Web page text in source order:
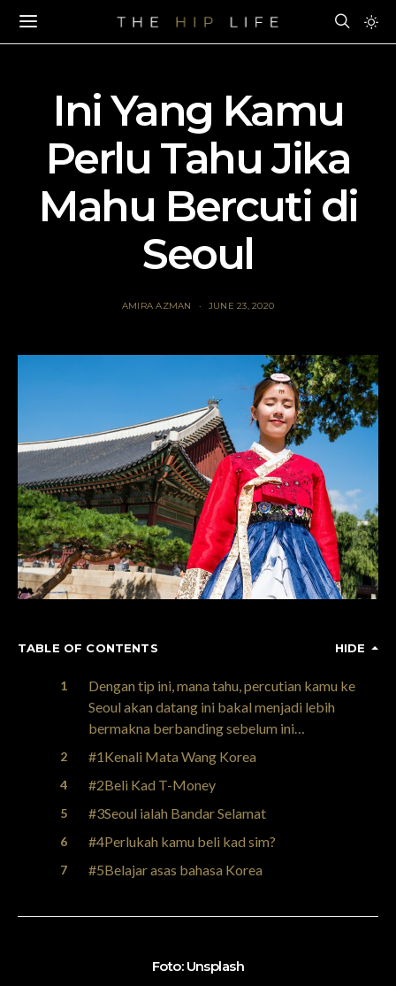
Ini Yang Kamu
Perlu Tahu Jika
Mahu Bercuti di
Seoul
AMIRA AZMAN JUNE 23, 2020
TABLE OF CONTENTS HIDE
Dengan tip ini, mana tahu, percutian kamu ke
Seoul akan datang ini bakal menjadi lebih
bermakna berbanding sebelum ini…
#1Kenali Mata Wang Korea
#2Beli Kad T-Money
#3Seoul ialah Bandar Selamat
#4Perlukah kamu beli kad sim?
#5Belajar asas bahasa Korea
Foto: Unsplash